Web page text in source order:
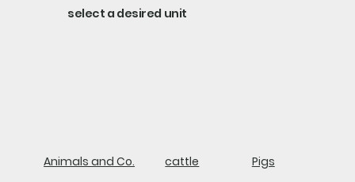
select a desired unit
Animals and Co. cattle Pigs